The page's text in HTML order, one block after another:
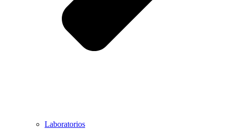
Laboratorios